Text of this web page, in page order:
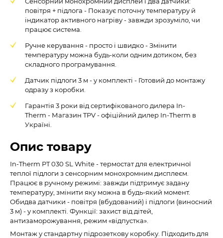
повітря + підлога - Показує поточну температуру й
індикатор активного нагріву - завжди зрозуміло, чи
працює система.
Ручне керування - просто і швидко - Змінити
температуру можна будь-коли одним дотиком, без
складного програмування.
Датчик підлоги 3 м - у комплекті - Готовий до монтажу
одразу з коробки.
Гарантія 3 роки від сертифікованого дилера In-
Therm - Магазин TPV - офіційний дилер In-Therm в
Україні.
Опис товару
In-Therm PT 030 SL White - термостат для електричної
теплої підлоги з сенсорним монохромним дисплеєм.
Працює в ручному режимі: завжди підтримує задану
температуру, змінити яку можна в будь-який момент.
Обидва датчики - повітря (вбудований) і підлоги (виносний
3 м) - у комплекті. Функції: захист від дітей,
антизаморожування, режим «відпустка».
Монтаж у стандартну підрозеткову коробку. Підходить для